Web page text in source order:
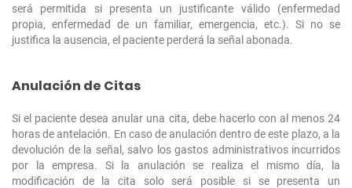
será permitida si presenta un justificante válido (enfermedad
propia, enfermedad de un familiar, emergencia, etc.). Si no se
justifica la ausencia, el paciente perderá la señal abonada.
Anulación de Citas
Si el paciente desea anular una cita, debe hacerlo con al menos 24
horas de antelación. En caso de anulación dentro de este plazo, a la
devolución de la señal, salvo los gastos administrativos incurridos
por la empresa. Si la anulación se realiza el mismo día, la
modificación de la cita solo será posible si se presenta un